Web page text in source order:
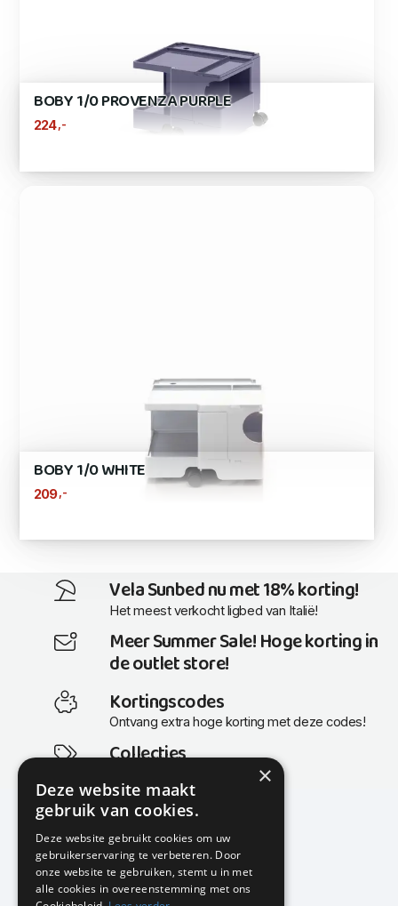
BOBY 1/0 PROVENZA PURPLE
224,-
BOBY 1/0 WHITE
209,-
Vela Sunbed nu met 18% korting!
Het meest verkocht ligbed van Italië!
Meer Summer Sale! Hoge korting in
de outlet store!
Kortingscodes
Ontvang extra hoge korting met deze codes!
Collecties
Actuele en populaire collecties
KMP Kantoormeubilair
Airport Business Park
Frankfurtstraat 29-31
×
Deze website maakt
gebruik van cookies.
Deze website gebruikt cookies om uw
gebruikerservaring te verbeteren. Door
onze website te gebruiken, stemt u in met
alle cookies in overeenstemming met ons